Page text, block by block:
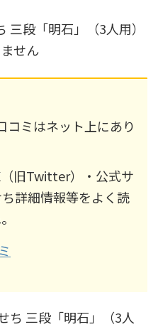
三段「明石」（3人用）
せん
コミはネット上にあり
旧Twitter）・公式サ
詳細情報等をよく読
ち 三段「明石」（3人